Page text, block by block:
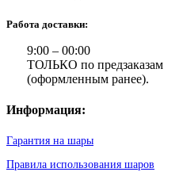
Работа доставки:
9:00 – 00:00
ТОЛЬКО по предзаказам
(оформленным ранее).
Информация:
Гарантия на шары
Правила использования шаров